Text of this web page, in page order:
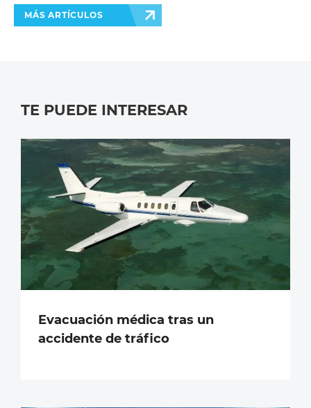
MÁS ARTÍCULOS
TE PUEDE INTERESAR
Evacuación médica tras un
accidente de tráfico